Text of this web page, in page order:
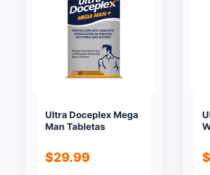
Ultra Doceplex Mega
Man Tabletas
$29.99 $